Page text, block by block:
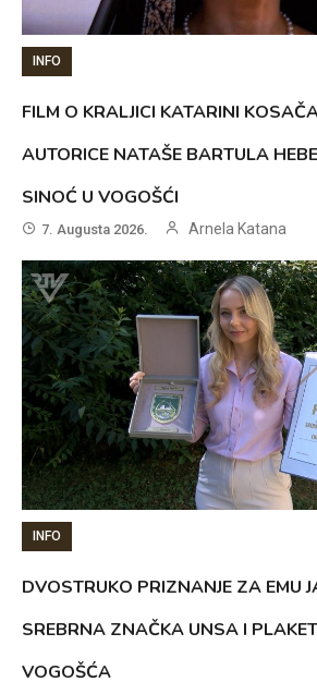
INFO
FILM O KRALJICI KATARINI
AUTORICE NATAŠE BARTULA
SINOĆ U VOGOŠĆI
7. Augusta 2026. Arnela Katana
INFO
DVOSTRUKO PRIZNANJE ZA EMU
SREBRNA ZNAČKA UNSA I
VOGOŠĆA